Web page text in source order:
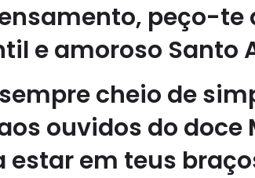
peço-te
e amoroso Santo
cheio de
ouvidos do doce
estar em teus